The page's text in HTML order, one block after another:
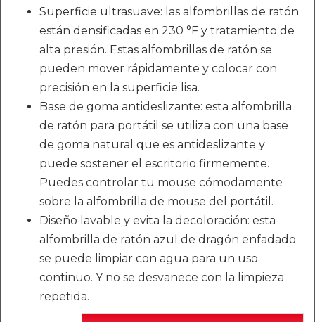
Superficie ultrasuave: las alfombrillas de ratón
están densificadas en 230 °F y tratamiento de
alta presión. Estas alfombrillas de ratón se
pueden mover rápidamente y colocar con
precisión en la superficie lisa.
Base de goma antideslizante: esta alfombrilla
de ratón para portátil se utiliza con una base
de goma natural que es antideslizante y
puede sostener el escritorio firmemente.
Puedes controlar tu mouse cómodamente
sobre la alfombrilla de mouse del portátil.
Diseño lavable y evita la decoloración: esta
alfombrilla de ratón azul de dragón enfadado
se puede limpiar con agua para un uso
continuo. Y no se desvanece con la limpieza
repetida.